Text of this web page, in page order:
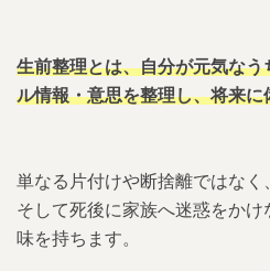
生前整理とは、自分が元気な
ル情報・意思を整理し、将来
単なる片付けや断捨離ではなく
そして死後に家族へ迷惑をか
味を持ちます。